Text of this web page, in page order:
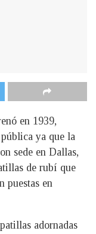
en 1939,
ya que la
sede en Dallas,
de rubí que
puestas en
adornadas